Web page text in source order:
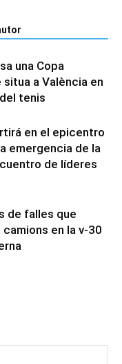
una Copa
a València en
tenis
en el epicentro
emergencia de la
de líderes
de falles que
en la v-30